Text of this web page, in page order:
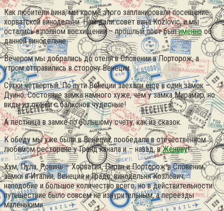
Как любители вина, мы кроме этого запланировали посещение
хорватской винодельни. Нам дали совет вина Kozlovic, и мы
остались в полном восхищении – прошлый пост былименнооб
данной винодельне.
Вечером мы добрались до отеля в Словении в Порторож, а
утром отправились в сторону Венеции.
Сутки четвертый. По пути Венеции заехали еще в один замок –
Дуино. Состояние замка намного хуже, чем у замка Мирамар, но
виды из окон и с балконов чудесные!
А лестница в замке по большому счету, как из сказок.
К обеду мы уже были в Венеции, пообедали в отечественном
любимом ресторане у Гранд канала и – назад, вЖеневу!
Хум, Пула, Ровинь – Хорватия, Пиран и Порторож в Словении,
замки в Италии, Венеция и Градо, винодельня Козлович,
наподобие и большое количество всего, но в действительности
путешествие было совсем не изнурительным, а переезды
маленькими.